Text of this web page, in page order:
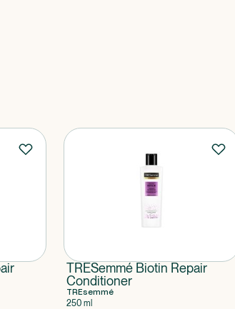
TRESemmé Biotin Repair
Conditioner
TREsemmé
250 ml